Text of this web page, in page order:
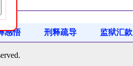
感悟 刑释疏导 监狱汇款